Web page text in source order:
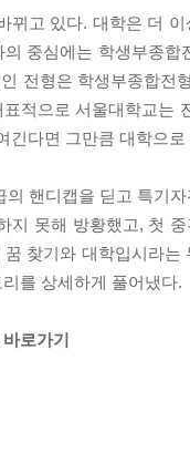
뀌고 있다. 대학은 더
중심에는 학생부종
전형은 학생부종합전
적으로 서울대학교는
긴다면 그만큼 대학으
의 핸디캡을 딛고 특기
지 못해 방황했고, 첫
찾기와 대학입시라는
를 상세하게 풀어냈다.
로가기